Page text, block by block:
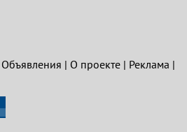
Объявления | О проекте| Реклама |